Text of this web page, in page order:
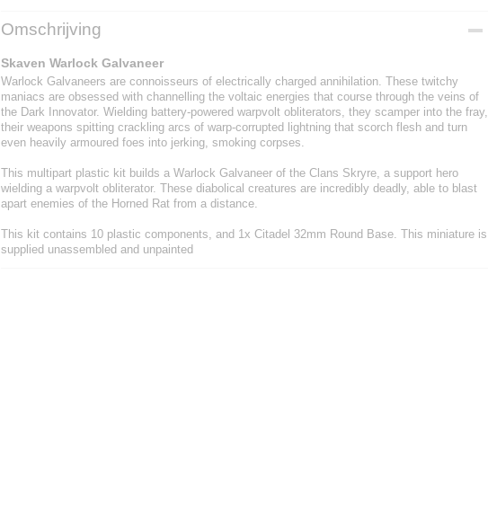
EAN code
Omschrijving
Skaven Warlock Galvaneer
Warlock Galvaneers are connoisseurs of electrically charged annihilation. These twitchy
maniacs are obsessed with channelling the voltaic energies that course through the veins of
the Dark Innovator. Wielding battery-powered warpvolt obliterators, they scamper into the fray,
their weapons spitting crackling arcs of warp-corrupted lightning that scorch flesh and turn
even heavily armoured foes into jerking, smoking corpses.
This multipart plastic kit builds a Warlock Galvaneer of the Clans Skryre, a support hero
wielding a warpvolt obliterator. These diabolical creatures are incredibly deadly, able to blast
apart enemies of the Horned Rat from a distance.
This kit contains 10 plastic components, and 1x Citadel 32mm Round Base. This miniature is
supplied unassembled and unpainted